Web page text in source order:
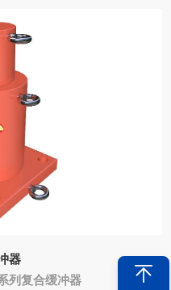
器
列复合缓冲器